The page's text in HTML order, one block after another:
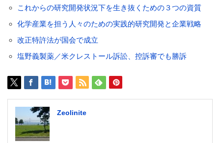
これからの研究開発状況下を生き抜くための３つの資質
化学産業を担う人々のための実践的研究開発と企業戦略
改正特許法が国会で成立
塩野義製薬／米クレストール訴訟、控訴審でも勝訴
Zeolinite